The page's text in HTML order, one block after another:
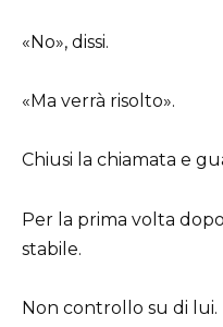
«No», dissi.
«Ma verrà risolto».
Chiusi la chiamata e
Per la prima volta
stabile.
Non controllo su di lui.